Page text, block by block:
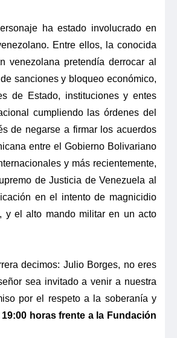
ha estado involucrado en
Entre ellos, la conocida
venezolana pretendía derrocar al
sanciones y bloqueo económico,
de Estado, instituciones y entes
cumpliendo las órdenes del
de negarse a firmar los acuerdos
entre el Gobierno Bolivariano
y más recientemente,
de Justicia de Venezuela al
en el intento de magnicidio
y el alto mando militar en un acto
decimos: Julio Borges, no eres
sea invitado a venir a nuestra
por el respeto a la soberanía y
horas frente a la Fundación